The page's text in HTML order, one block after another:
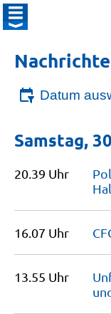
Datum
Samstag,
20.39 Uhr
16.07 Uhr
13.55 Uhr